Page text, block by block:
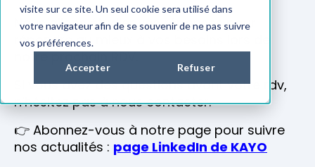
visite sur ce site. Un seul cookie sera utilisé dans
votre navigateur afin de se souvenir de ne pas suivre
vos préférences.
Accepter Refuser
Nous allons étudier vos réponses pour
répondre au mieux à vos besoins lors de
notre prochain RDV.
Si vous avez des questions avant votre rdv,
n’hésitez pas à nous contacter.
👉 Abonnez-vous à notre page pour suivre
nos actualités : page LinkedIn de KAYO